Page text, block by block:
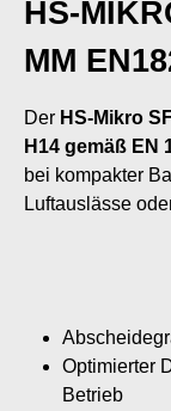
HS-
MM
Der HS-Mikro
H14 gemäß EN
bei kompakter
Luftauslässe
Optimierter
Betrieb